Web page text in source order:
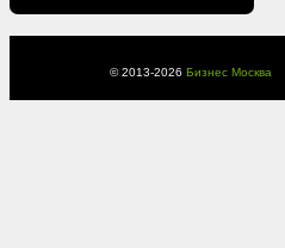
© 2013-2026 Бизнес Москва